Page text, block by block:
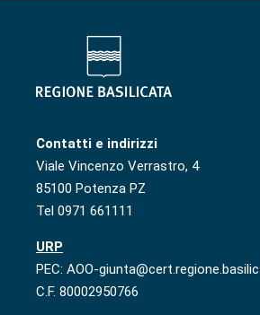
Contatti e indirizzi
Viale Vincenzo Verrastro, 4
85100 Potenza PZ
Tel 0971 661111
URP
PEC: AOO-
C.F. 80002950766